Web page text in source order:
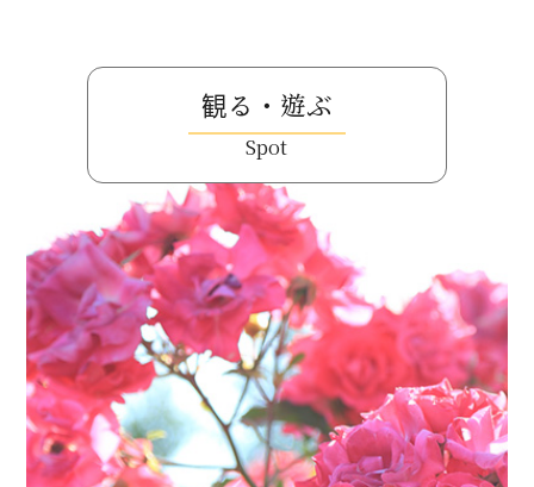
観る・遊ぶ
Spot